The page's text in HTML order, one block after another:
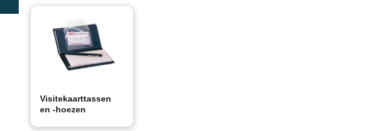
Visitekaarttassen
en -hoezen